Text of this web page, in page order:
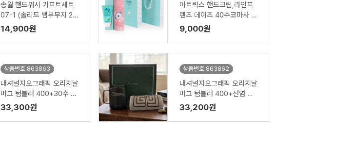
송월 핸드워시 기프트세트
07-1 (솔리드 뱀부무지 20
0g 2P + 생활공작소250m
l 1P)
14,900원
아트릭스 핸드크림,라인프
렌즈 데이즈 40수코마사 핸
드타올세트
9,000원
상품번호 863863
내셔널지오그래픽 오리지날
머그 텀블러 400+30수 에
로우 수건 타올 텀블러세트
NL08
33,300원
상품번호 863862
내셔널지오그래픽 오리지날
머그 텀블러 400+선염 스
포츠 수건 타올 텀블러세트
NL07
33,200원